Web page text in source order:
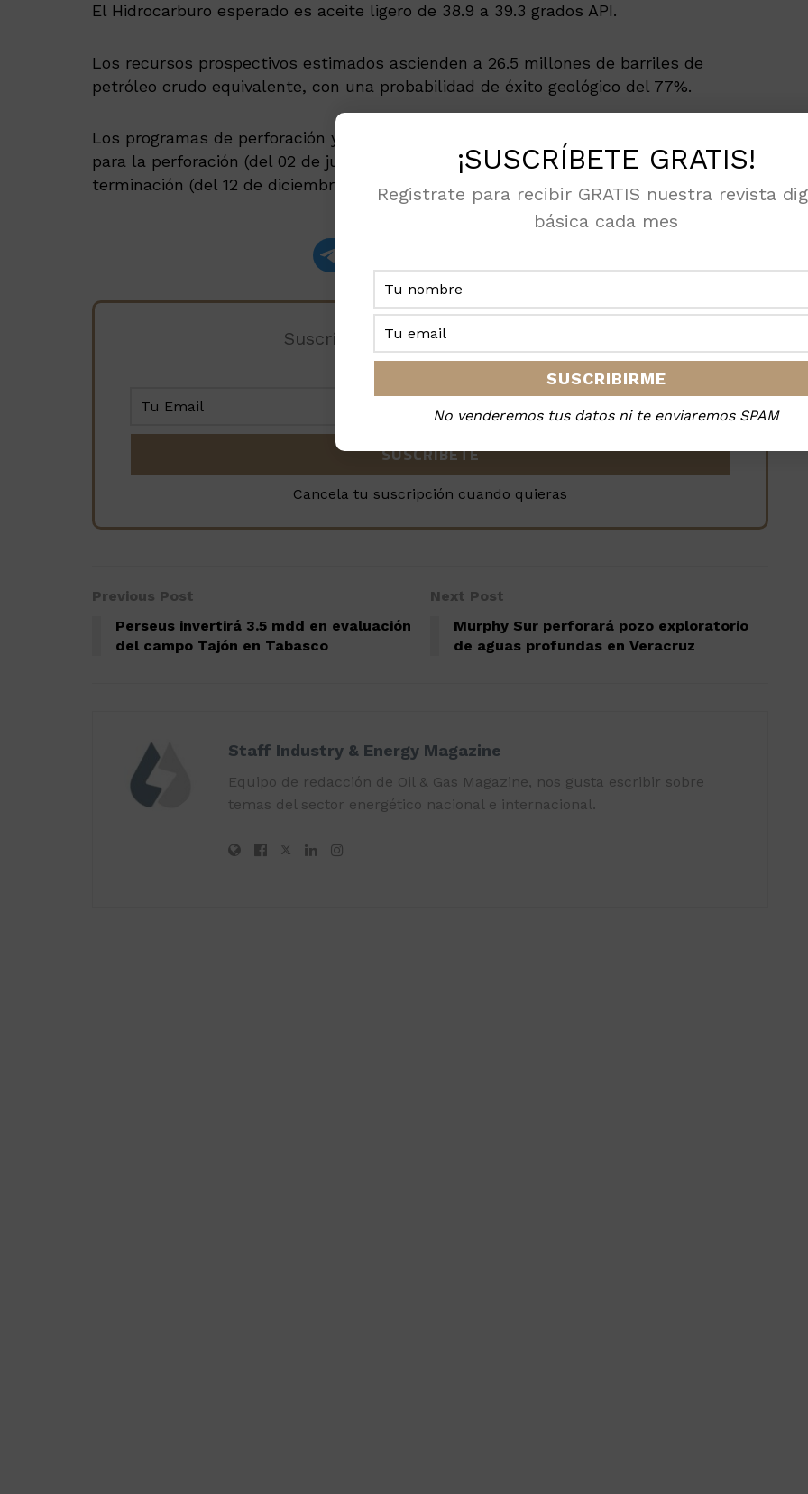
El Hidrocarburo esperado es aceite ligero de 38.9 a 39.3 grados API.
Los recursos prospectivos estimados ascienden a 26.5 millones de barriles de
petróleo crudo equivalente, con una probabilidad de éxito geológico del 77%.
Los programas de perforación y abandono del pozo contemplan en total 219 días: 165
para la perforación (del 02 de julio al 11 de diciembre del 2022), y 54 para la
terminación (del 12 de diciembre del 2022 al 2 de febrero del 2023).
Suscríbete a la revista, es GRATIS
Cancela tu suscripción cuando quieras
Previous Post
Perseus invertirá 3.5 mdd en evaluación
del campo Tajón en Tabasco
Next Post
Murphy Sur perforará pozo exploratorio
de aguas profundas en Veracruz
Staff Industry & Energy Magazine
Equipo de redacción de Oil & Gas Magazine, nos gusta escribir sobre
temas del sector energético nacional e internacional.
¡SUSCRÍBETE GRATIS!
Registrate para recibir GRATIS nuestra revista
básica cada mes
No venderemos tus datos ni te enviaremos SPAM